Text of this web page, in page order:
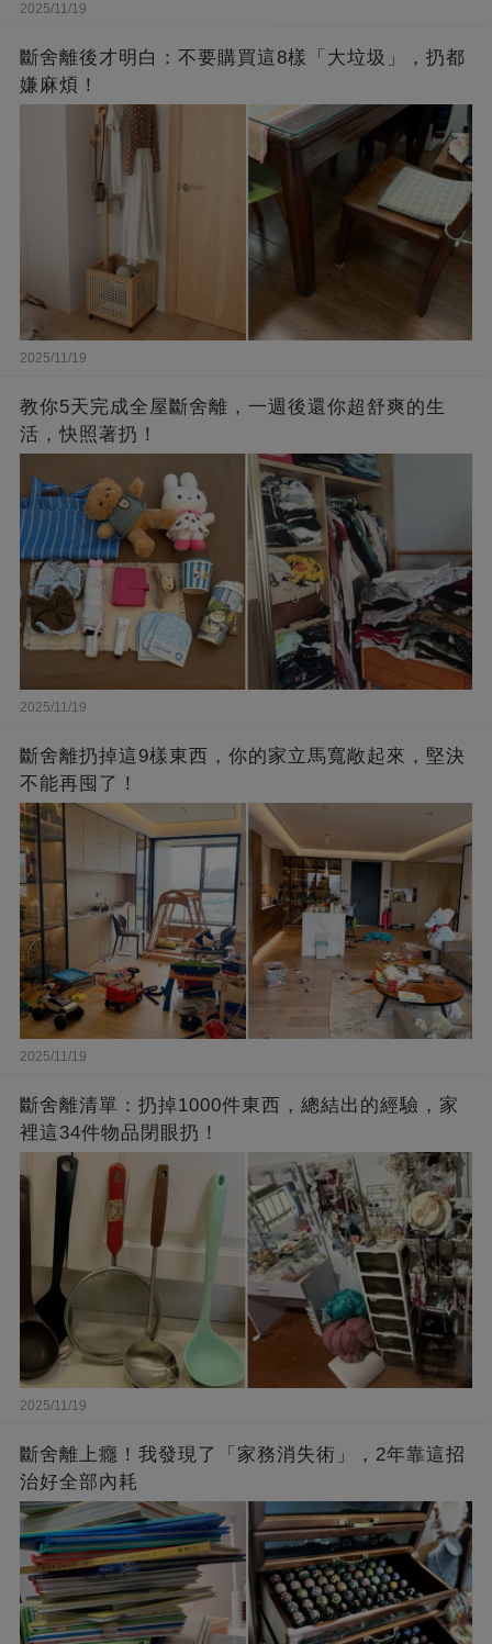
2025/11/19
斷舍離後才明白：不要購買這8樣「大垃圾」，扔都
嫌麻煩！
2025/11/19
教你5天完成全屋斷舍離，一週後還你超舒爽的生
活，快照著扔！
2025/11/19
斷舍離扔掉這9樣東西，你的家立馬寬敞起來，堅決
不能再囤了！
2025/11/19
斷舍離清單：扔掉1000件東西，總結出的經驗，家
裡這34件物品閉眼扔！
2025/11/19
斷舍離上癮！我發現了「家務消失術」，2年靠這招
治好全部內耗